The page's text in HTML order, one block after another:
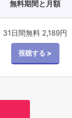
無料期間と月額
31日間無料 2,189円